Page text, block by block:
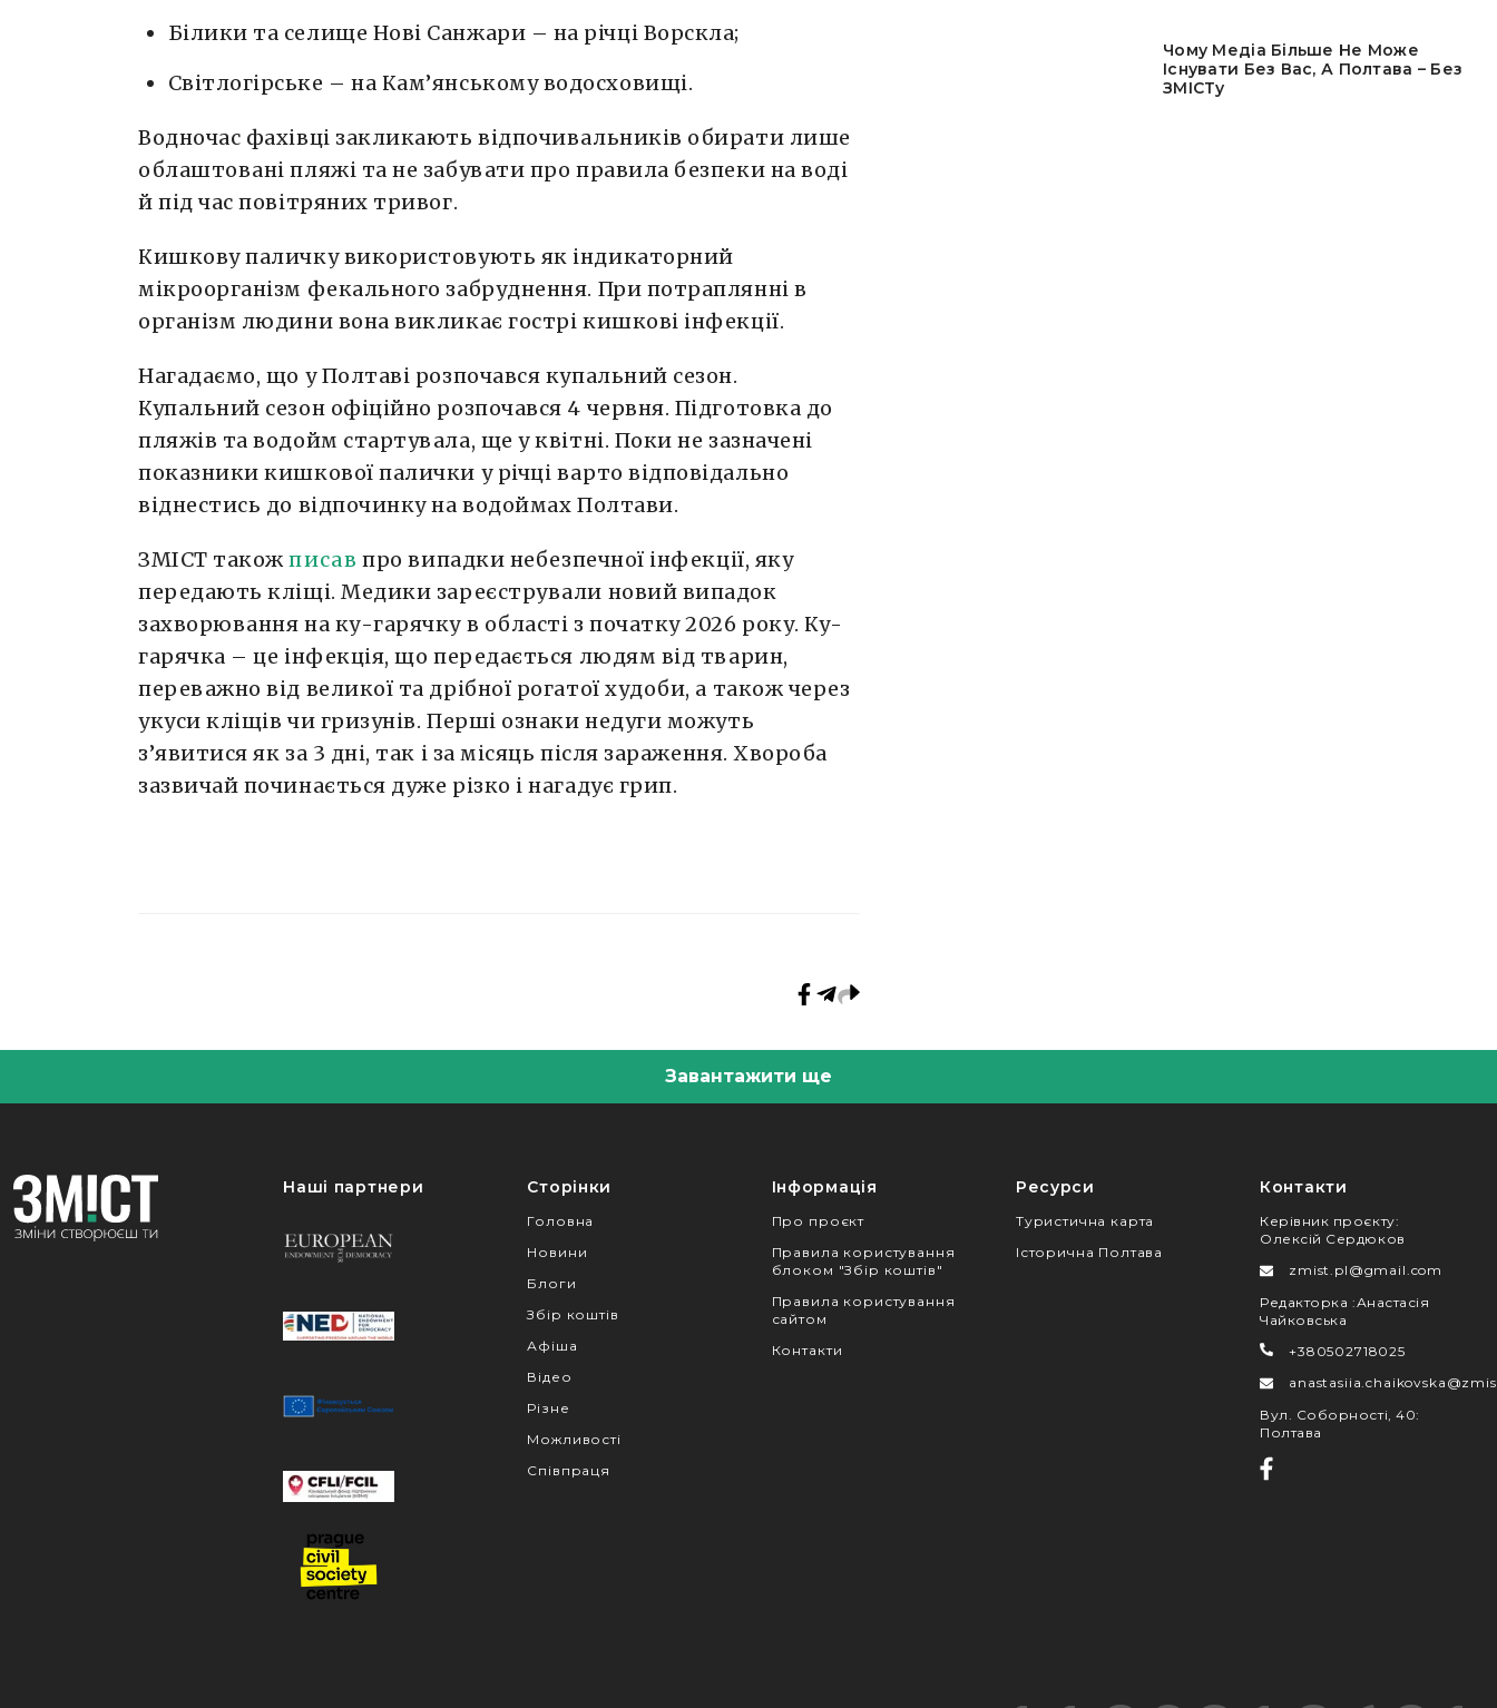
Білики та селище Нові Санжари – на річці Ворскла;
Світлогірське – на Кам’янському водосховищі.
Водночас фахівці закликають відпочивальників обирати лише
облаштовані пляжі та не забувати про правила безпеки на воді
й під час повітряних тривог.
Кишкову паличку використовують як індикаторний
мікроорганізм фекального забруднення. При потраплянні в
організм людини вона викликає гострі кишкові інфекції.
Нагадаємо, що у Полтаві розпочався купальний сезон.
Купальний сезон офіційно розпочався 4 червня. Підготовка до
пляжів та водойм стартувала, ще у квітні. Поки не зазначені
показники кишкової палички у річці варто відповідально
віднестись до відпочинку на водоймах Полтави.
ЗМІСТ такожписав про випадки небезпечної інфекції, яку
передають кліщі. Медики зареєстрували новий випадок
захворювання на ку-гарячку в області з початку 2026 року. Ку-
гарячка – це інфекція, що передається людям від тварин,
переважно від великої та дрібної рогатої худоби, а також через
укуси кліщів чи гризунів. Перші ознаки недуги можуть
з’явитися як за 3 дні, так і за місяць після зараження. Хвороба
зазвичай починається дуже різко і нагадує грип.
Чому Медіа Більше Не Може
Існувати Без Вас, А Полтава – Без
ЗМІСТу
Завантажити ще
Наші партнери Сторінки
Головна
Новини
Блоги
Збір коштів
Афіша
Відео
Різне
Можливості
Співпраця
Інформація
Про проєкт
Правила користування
блоком "Збір коштів"
Правила користування
сайтом
Контакти
Ресурси
Туристична карта
Історична Полтава
Контакти
Керівник проєкту:
Олексій Сердюков
zmist.pl@gmail.com
Редакторка :Анастасія
Чайковська
+380502718025
Вул. Соборності, 40:
Полтава